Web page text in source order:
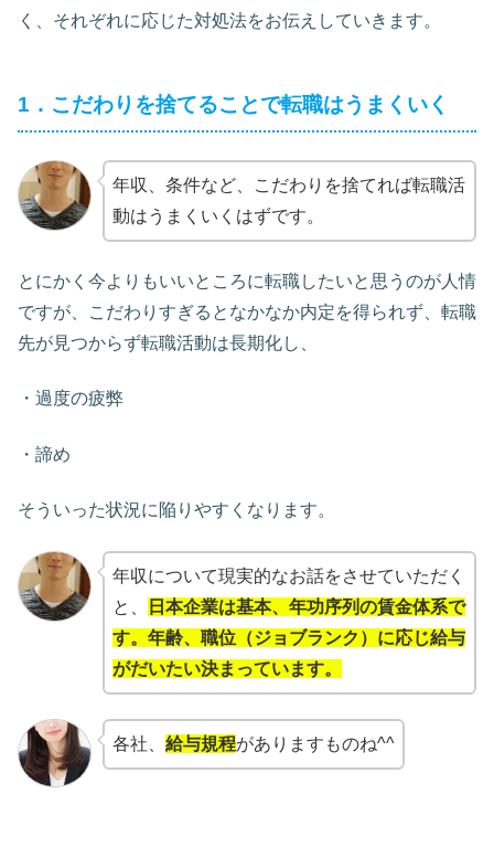
く、それぞれに応じた対処法をお伝えしていきます。
1．こだわりを捨てることで転職はうまくいく
年収、条件など、こだわりを捨てれば転職活
動はうまくいくはずです。
とにかく今よりもいいところに転職したいと思うのが人情
ですが、こだわりすぎるとなかなか内定を得られず、転職
先が見つからず転職活動は長期化し、
・過度の疲弊
・諦め
そういった状況に陥りやすくなります。
年収について現実的なお話をさせていただく
と、
日本企業は基本、年功序列の賃金体系で
す。年齢、職位（ジョブランク）に応じ給与
がだいたい決まっています。
各社、 給与規程がありますものね^^